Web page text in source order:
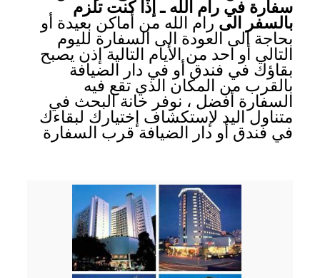
سفارة في رام الله ـ إذا كنت تلزم
بالسفر الىرام الله من أماكن بعيدة أو
بحاجة الى العودة الى السفارة لليوم
التالي أو احد من الأيام التالية إذن يصبح
بقاؤك في فندق أو في دار الضيافة
بالقرب من المكان الذي تقع فيه
السفارة أفضل ، نوفر خانة البحث في
متناول اليد لإستكشاف إختيارك لبقاءك
في فندق أو دار الضيافة قرب السفارة